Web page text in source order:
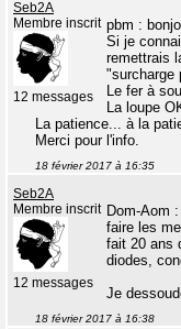
Seb2A
Membre inscrit
12 messages
pbm :
Si je
remettrais
"surcharge
Le fer à
La loupe
La patience... à la
Merci pour l'info.
18 février 2017 à 16:35
Seb2A
Membre inscrit
12 messages
Dom-Aom
faire les
fait 20 ans
diodes,
Je
18 février 2017 à 16:38